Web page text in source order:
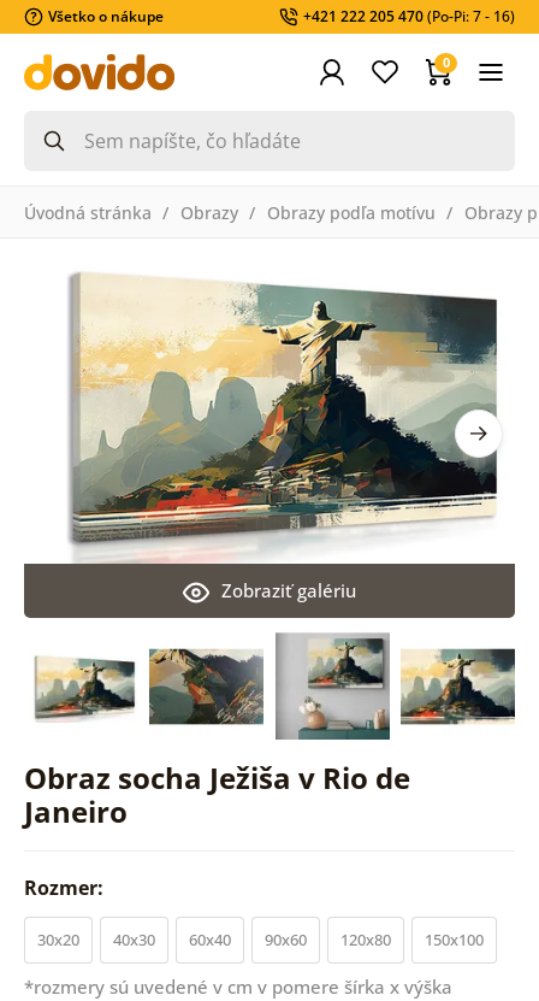
Všetko o nákupe +421 222 205 470(Po-Pi: 7 - 16)
0
Úvodná stránka Obrazy Obrazy podľa motívu Obrazy
Obraz socha Ježiša v Rio de
Janeiro
Zobraziť galériu
Rozmer:
30x20 40x30 60x40 90x60 120x80 150x100
*rozmery sú uvedené v cm v pomere šírka x výška